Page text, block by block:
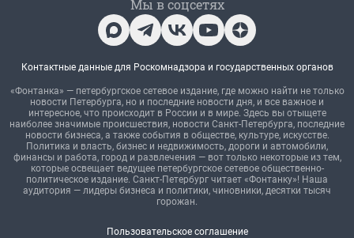
Мы в соцсетях
Контактные данные для Роскомнадзора и государственных органов
«Фонтанка» — петербургское сетевое издание, где можно найти не только
новости Петербурга, но и последние новости дня, и все важное и
интересное, что происходит в России и в мире. Здесь вы отыщете
наиболее значимые происшествия, новости Санкт-Петербурга, последние
новости бизнеса, а также события в обществе, культуре, искусстве.
Политика и власть, бизнес и недвижимость, дороги и автомобили,
финансы и работа, город и развлечения — вот только некоторые из тем,
которые освещает ведущее петербургское сетевое общественно-
политическое издание. Санкт-Петербург читает «Фонтанку»! Наша
аудитория — лидеры бизнеса и политики, чиновники, десятки тысяч
горожан.
Пользовательское соглашение